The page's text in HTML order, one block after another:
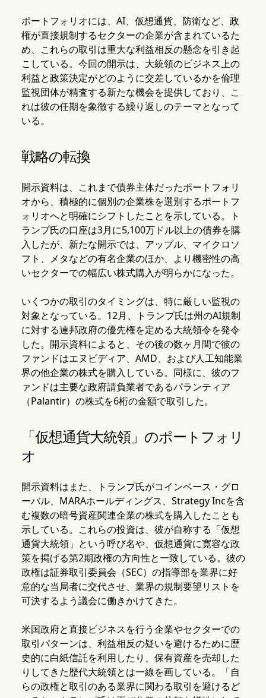
ポートフォリオには、AI、仮想通貨、防衛など、政
権が直接規制するセクターの企業が含まれているた
め、これらの取引は重大な利益相反の懸念を引き起
こしている。今回の開示は、大統領のビジネス上の
利益と政策決定がどのように交差しているかを倫理
監視団体が精査する新たな機会を提供しており、こ
れは彼の任期を象徴する繰り返しのテーマとなって
いる。
戦略の転換
開示資料は、これまで債券主体だったポートフォリ
オから、積極的に個別の企業株を選別するポートフ
ォリオへと明確にシフトしたことを示している。ト
ランプ氏の口座は3月に5,100万ドル以上の債券を購
入したが、新たな開示では、アップル、マイクロソ
フト、メタなどの有名企業のほか、より機密性の高
いセクターでの幅広い株式購入が明らかになった。
いくつかの取引のタイミングは、特に厳しい監視の
対象となっている。12月、トランプ氏は州のAI規制
に対する連邦政府の優先権を定める大統領令を発令
した。開示資料によると、その後の数ヶ月間で彼の
ファンドはエヌビディア、AMD、および人工知能業
界の他企業の株式を購入している。同様に、彼のフ
ァンドは主要な政府請負業者であるパランティア
（Palantir）の株式を6桁の金額で取引した。
「仮想通貨大統領」のポートフォリ
オ
開示資料はまた、トランプ氏がコインベース・グロ
ーバル、MARAホールディングス、Strategy Incを含
む複数の暗号資産関連企業の株式を購入したことも
示している。これらの投資は、彼が自称する「仮想
通貨大統領」という呼び名や、仮想通貨に寛容な政
策を掲げる第2期政権の方向性と一致している。彼の
政権は証券取引委員会（SEC）の指導部を業界に好
意的な当局者に交代させ、業界の規制要望リストを
可決するよう議会に働きかけてきた。
米国政府と直接ビジネスを行う企業やセクターでの
取引パターンは、利益相反の疑いを避けるために歴
史的に白紙信託を利用したり、保有資産を売却した
りしてきた歴代大統領とは一線を画している。「自
らの政権と取引のある業界に関わる取引を避けるど